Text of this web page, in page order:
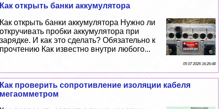
Как открыть банки аккумулятора
Как открыть банки аккумулятора Нужно ли
откручивать пробки аккумулятора при
зарядке. И как это сделать? Обязательно к
прочтению Как известно внутри любого...
05 07 2026 16:26:48
Как проверить сопротивление изоляции кабеля
мегаомметром